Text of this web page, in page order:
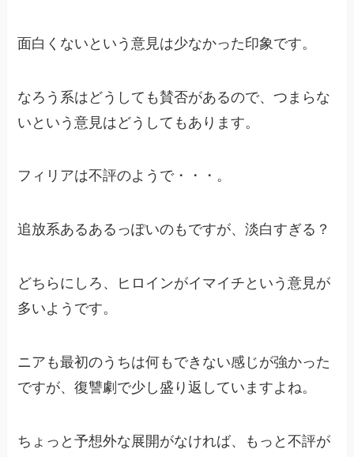
面白くないという意見は少なかった印象です。
なろう系はどうしても賛否があるので、つまらな
いという意見はどうしてもあります。
フィリアは不評のようで・・・。
追放系あるあるっぽいのもですが、淡白すぎる？
どちらにしろ、ヒロインがイマイチという意見が
多いようです。
ニアも最初のうちは何もできない感じが強かった
ですが、復讐劇で少し盛り返していますよね。
ちょっと予想外な展開がなければ、もっと不評が